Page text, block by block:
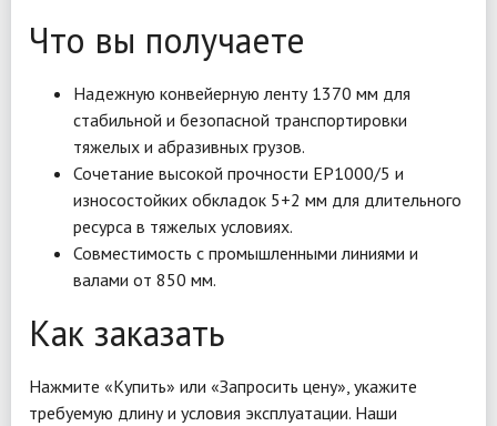
Что вы получаете
Надежную конвейерную ленту 1370 мм для
стабильной и безопасной транспортировки
тяжелых и абразивных грузов.
Сочетание высокой прочности EP1000/5 и
износостойких обкладок 5+2 мм для длительного
ресурса в тяжелых условиях.
Совместимость с промышленными линиями и
валами от 850 мм.
Как заказать
Нажмите «Купить» или «Запросить цену», укажите
требуемую длину и условия эксплуатации. Наши